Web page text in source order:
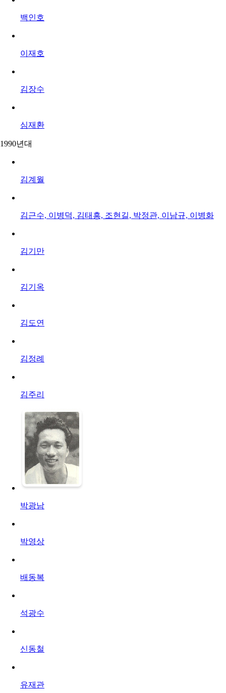
백인호
이재호
김장수
심재환
1990년대
김계월
김근수, 이병덕, 김태흥, 조현길, 박정관, 이남규, 이병화
김기만
김기옥
김도연
김정례
김주리
박광남
박영상
배동복
석광수
신동철
유재관